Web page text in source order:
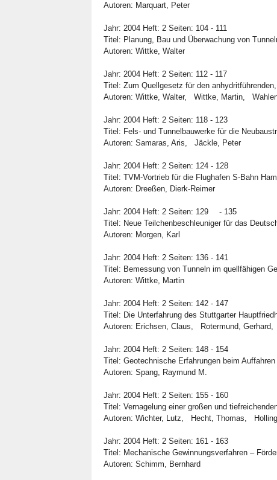
Autoren: Marquart, Peter
Jahr: 2004 Heft: 2 Seiten: 104 - 111
Titel: Planung, Bau und Überwachung von
Autoren: Wittke, Walter
Jahr: 2004 Heft: 2 Seiten: 112 - 117
Titel: Zum Quellgesetz für den
Autoren: Wittke, Walter, Wittke, Martin,
Jahr: 2004 Heft: 2 Seiten: 118 - 123
Titel: Fels- und Tunnelbauwerke für die
Autoren: Samaras, Aris, Jäckle, Peter
Jahr: 2004 Heft: 2 Seiten: 124 - 128
Titel: TVM-Vortrieb für die Flughafen S-Bahn
Autoren: Dreeßen, Dierk-Reimer
Jahr: 2004 Heft: 2 Seiten: 129
- 135
Titel: Neue Teilchenbeschleuniger für das
Autoren: Morgen, Karl
Jahr: 2004 Heft: 2 Seiten: 136 - 141
Titel: Bemessung von Tunneln im quellfähigen
Autoren: Wittke, Martin
Jahr: 2004 Heft: 2 Seiten: 142 - 147
Titel: Die Unterfahrung des Stuttgarter
Autoren: Erichsen, Claus, Rotermund,
Jahr: 2004 Heft: 2 Seiten: 148 - 154
Titel: Geotechnische Erfahrungen beim
Autoren: Spang, Raymund M.
Jahr: 2004 Heft: 2 Seiten: 155 - 160
Titel: Vernagelung einer großen und
Autoren: Wichter, Lutz, Hecht, Thomas,
Jahr: 2004 Heft: 2 Seiten: 161 - 163
Titel: Mechanische Gewinnungsverfahren –
Autoren: Schimm, Bernhard